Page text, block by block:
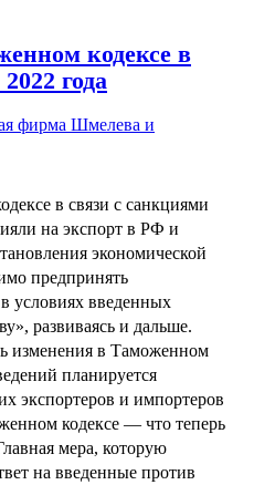
кодексе в
года
фирма Шмелева и
в связи с санкциями
на экспорт в РФ и
экономической
предпринять
условиях введенных
развиваясь и дальше.
изменения в Таможенном
планируется
экспортеров и импортеров
кодексе — что теперь
мера, которую
на введенные против